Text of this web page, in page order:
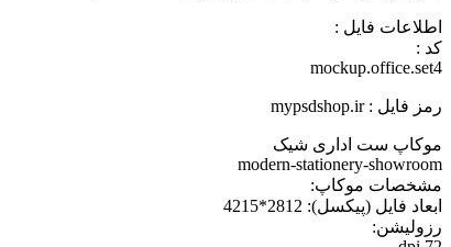
اطلاعات فايل :
کد :
mockup.office.set4
رمز فایل : mypsdshop.ir
موکاپ ست اداری شیک
modern-stationery-showroom
مشخصات موکاپ:
ابعاد فايل (پيکسل): 2812*4215
رزوليشن: